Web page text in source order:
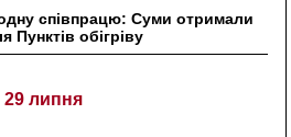
співпрацю: Суми отримали
Пунктів обігріву
29 липня